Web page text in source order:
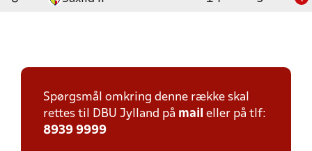
Spørgsmål omkring denne række skal
rettes til DBU Jylland på mail eller på tlf:
8939 9999